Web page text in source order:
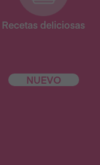
Recetas deliciosas
NUEVO